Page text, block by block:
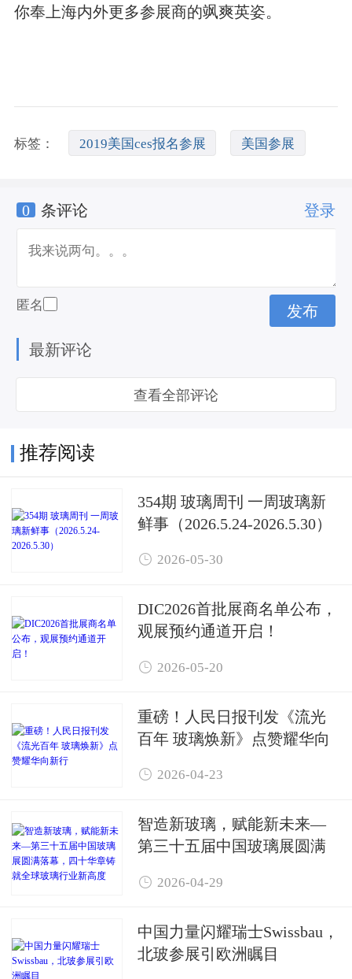
你奉上海内外更多参展商的飒爽英姿。
标签： 2019美国ces报名参展 美国参展
去美国参展注意事项
0 条评论 登录
匿名
最新评论
查看全部评论
推荐阅读
354期 玻璃周刊 一周玻璃新
鲜事（2026.5.24-2026.5.30）
 2026-05-30
DIC2026首批展商名单公布，
观展预约通道开启！
 2026-05-20
重磅！人民日报刊发《流光
百年 玻璃焕新》点赞耀华向
 2026-04-23
智造新玻璃，赋能新未来—
第三十五届中国玻璃展圆满
璃行业新高度
 2026-04-29
中国力量闪耀瑞士Swissbau，
北玻参展引欧洲瞩目